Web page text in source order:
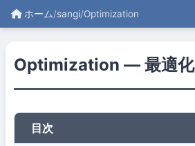
ホーム/sangi/Optimization
Optimization — 最適化
目次